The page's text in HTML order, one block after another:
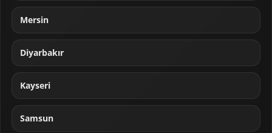
Mersin
Diyarbakır
Kayseri
Samsun